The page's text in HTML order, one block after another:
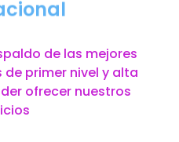
de las mejores
primer nivel y alta
ofrecer nuestros